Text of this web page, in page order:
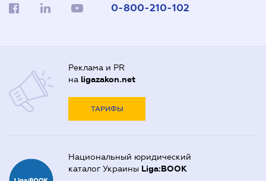
0-800-210-102
Реклама и PR
на ligazakon.net
ТАРИФЫ
Национальный юридический
каталог Украины Liga:BOOK